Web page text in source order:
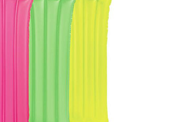
Ремкомплекты